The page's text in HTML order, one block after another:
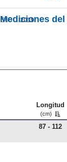
S60 2019
Mediciones
Longitud
(cm)
87 - 112